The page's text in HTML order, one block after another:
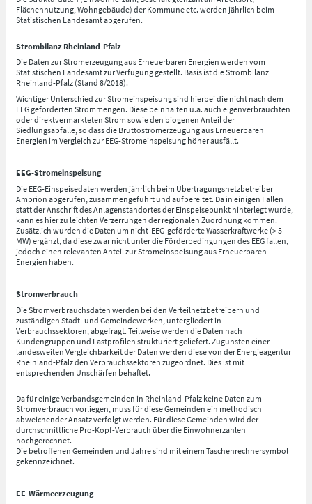
Flächennutzung, Wohngebäude) der Kommune etc. werden jährlich beim
Statistischen Landesamt abgerufen.
Strombilanz Rheinland-Pfalz
Die Daten zur Stromerzeugung aus Erneuerbaren Energien werden vom
Statistischen Landesamt zur Verfügung gestellt. Basis ist die Strombilanz
Rheinland-Pfalz (Stand 8/2018).
Wichtiger Unterschied zur Stromeinspeisung sind hierbei die nicht nach dem
EEG geförderten Strommengen. Diese beinhalten u.a. auch eigenverbrauchten
oder direktvermarkteten Strom sowie den biogenen Anteil der
Siedlungsabfälle, so dass die Bruttostromerzeugung aus Erneuerbaren
Energien im Vergleich zur EEG-Stromeinspeisung höher ausfällt.
EEG-Stromeinspeisung
Die EEG-Einspeisedaten werden jährlich beim Übertragungsnetzbetreiber
Amprion abgerufen, zusammengeführt und aufbereitet. Da in einigen Fällen
statt der Anschrift des Anlagenstandortes der Einspeisepunkt hinterlegt wurde,
kann es hier zu leichten Verzerrungen der regionalen Zuordnung kommen.
Zusätzlich wurden die Daten um nicht-EEG-geförderte Wasserkraftwerke (> 5
MW) ergänzt, da diese zwar nicht unter die Förderbedingungen des EEG fallen,
jedoch einen relevanten Anteil zur Stromeinspeisung aus Erneuerbaren
Energien haben.
Stromverbrauch
Die Stromverbrauchsdaten werden bei den Verteilnetzbetreibern und
zuständigen Stadt- und Gemeindewerken, untergliedert in
Verbrauchssektoren, abgefragt. Teilweise werden die Daten nach
Kundengruppen und Lastprofilen strukturiert geliefert. Zugunsten einer
landesweiten Vergleichbarkeit der Daten werden diese von der Energieagentur
Rheinland-Pfalz den Verbrauchssektoren zugeordnet. Dies ist mit
entsprechenden Unschärfen behaftet.
Da für einige Verbandsgemeinden in Rheinland-Pfalz keine Daten zum
Stromverbrauch vorliegen, muss für diese Gemeinden ein methodisch
abweichender Ansatz verfolgt werden. Für diese Gemeinden wird der
durchschnittliche Pro-Kopf-Verbrauch über die Einwohnerzahlen
hochgerechnet.
Die betroffenen Gemeinden und Jahre sind mit einem Taschenrechnersymbol
gekennzeichnet.
EE-Wärmeerzeugung